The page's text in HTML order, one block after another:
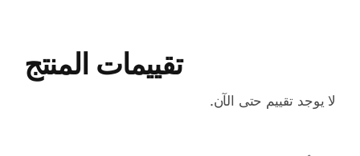
تقييمات المنتج
لا يوجد تقييم حتى الآن.